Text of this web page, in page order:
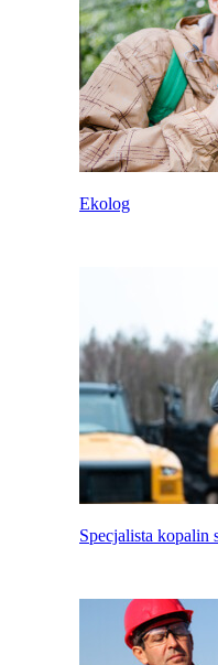
Ekolog
Specjalista kopalin